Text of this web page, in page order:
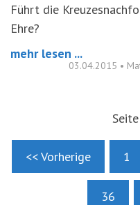
Führt die
Ehre?
mehr lesen ...
03.04.2015 •
<< Vorherige 1
36